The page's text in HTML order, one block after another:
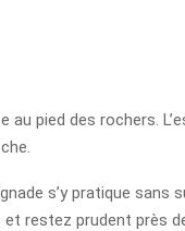
pied des rochers.
s’y pratique
restez prudent près